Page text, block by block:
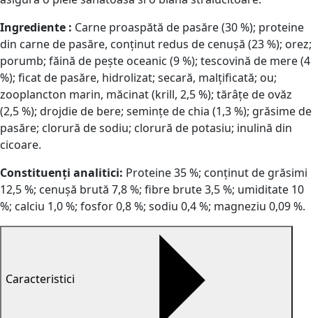
Ingrediente : Carne proaspătă de pasăre (30 %); proteine
din carne de pasăre, conținut redus de cenușă (23 %); orez;
porumb; făină de pește oceanic (9 %); tescovină de mere (4
%); ficat de pasăre, hidrolizat; secară, malțificată; ou;
zooplancton marin, măcinat (krill, 2,5 %); tărâțe de ovăz
(2,5 %); drojdie de bere; semințe de chia (1,3 %); grăsime de
pasăre; clorură de sodiu; clorură de potasiu; inulină din
cicoare.
Constituenți analitici: Proteine 35 %; conținut de grăsimi
12,5 %; cenușă brută 7,8 %; fibre brute 3,5 %; umiditate 10
%; calciu 1,0 %; fosfor 0,8 %; sodiu 0,4 %; magneziu 0,09 %.
Caracteristici